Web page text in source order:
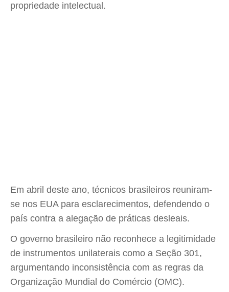
propriedade intelectual.
Em abril deste ano, técnicos brasileiros reuniram-
se nos EUA para esclarecimentos, defendendo o
país contra a alegação de práticas desleais.
O governo brasileiro não reconhece a legitimidade
de instrumentos unilaterais como a Seção 301,
argumentando inconsistência com as regras da
Organização Mundial do Comércio (OMC).